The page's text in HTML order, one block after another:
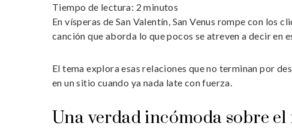
Tiempo de lectura: 2 minutos
En vísperas de San Valentín, San Venus rompe con los
canción que aborda lo que pocos se atreven a decir en
El tema explora esas relaciones que no terminan por
en un sitio cuando ya nada late con fuerza.
Una verdad incómoda sobre